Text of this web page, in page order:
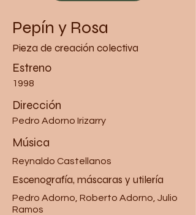
Pepín y Rosa
Pieza de creación colectiva
Estreno
1998
Dirección
Pedro Adorno Irizarry
Música
Reynaldo Castellanos
Escenografía, máscaras y utilería
Pedro Adorno, Roberto Adorno, Julio
Ramos